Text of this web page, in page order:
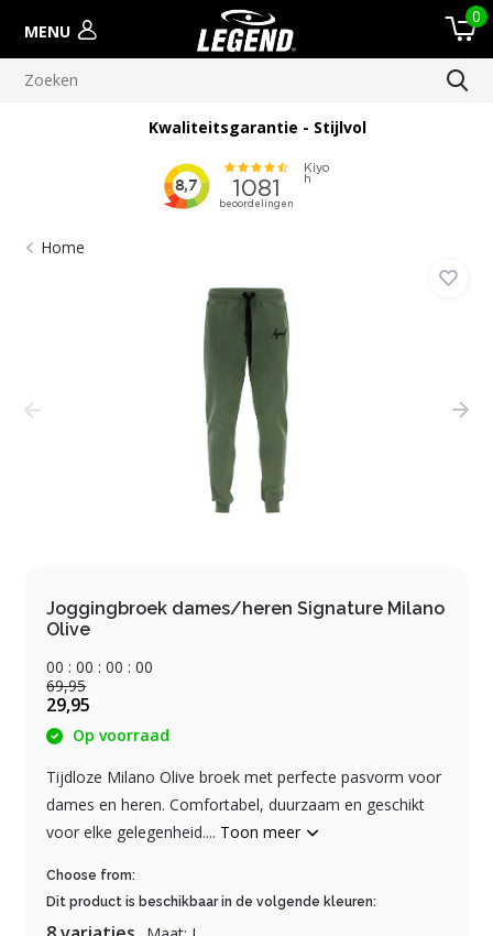
MENU
0
Kwaliteitsgarantie - Stijlvol
Home
Joggingbroek dames/heren Signature Milano
Olive
00 :00 :00 :00
69,95
29,95
Op voorraad
Tijdloze Milano Olive broek met perfecte pasvorm voor
dames en heren. Comfortabel, duurzaam en geschikt
voor elke gelegenheid.... Toon meer
Choose from:
Dit product is beschikbaar in de volgende kleuren: